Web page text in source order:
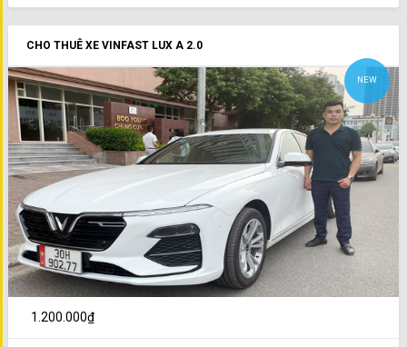
CHO THUÊ XE VINFAST LUX A 2.0
NEW
1.200.000₫